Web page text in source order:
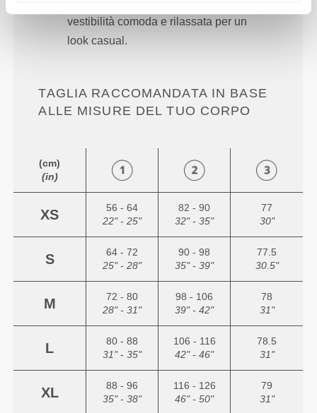
vestibilità comoda e rilassata per un
look casual.
TAGLIA RACCOMANDATA IN BASE
ALLE MISURE DEL TUO CORPO
(cm)
(in)
XS
56 - 64
22" - 25"
82 - 90
32" - 35"
77
30"
S
64 - 72
25" - 28"
90 - 98
35" - 39"
77.5
30.5"
M
72 - 80
28" - 31"
98 - 106
39" - 42"
78
31"
L
80 - 88
31" - 35"
106 - 116
42" - 46"
78.5
31"
XL
88 - 96
35" - 38"
116 - 126
46" - 50"
79
31"